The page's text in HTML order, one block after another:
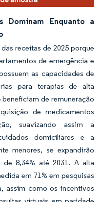
Dominam Enquanto a
receitas de 2025 porque
de emergência e
as capacidades de
para terapias de alta
de remuneração
de medicamentos
suavizando assim a
domiciliares e a
menores, se expandirão
8,34% até 2031. A alta
em 71% em pesquisas
assim como os incentivos